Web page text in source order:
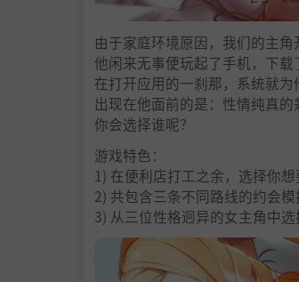
由于家庭环境原因，我们的主角
他闲来无事便玩起了手机，下载
在打开应用的一刹那，系统就为
出现在他面前的是：性情纯真
你会选择谁呢？
游戏特色：
1) 在便利店打工之余，选择你想
2) 共包含三条不同路线的约会模
3) 从三位性格迥异的女主角中